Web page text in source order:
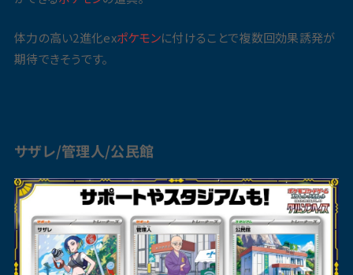
体力の高い2進化exポケモンに付けることで複数回効果誘発が
期待できそうです。
サザレ/管理人/公民館